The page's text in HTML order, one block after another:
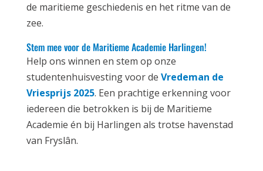
de maritieme geschiedenis en het ritme van de
zee.
Stem mee voor de Maritieme Academie Harlingen!
Help ons winnen en stem op onze
studentenhuisvesting voor de Vredeman de
Vriesprijs 2025. Een prachtige erkenning voor
iedereen die betrokken is bij de Maritieme
Academie én bij Harlingen als trotse havenstad
van Fryslân.